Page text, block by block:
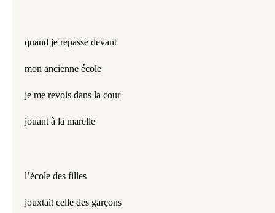
quand je repasse devant
mon ancienne école
je me revois dans la cour
jouant à la marelle
l’école des filles
jouxtait celle des garçons